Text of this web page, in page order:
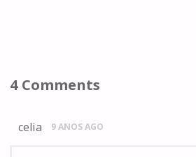
4 Comments
celia 9 ANOS AGO